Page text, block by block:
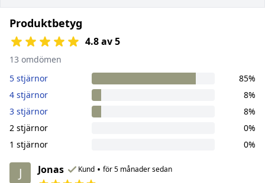
Produktbetyg
4.8 av 5
13 omdömen
5 stjärnor
85%
4 stjärnor
8%
3 stjärnor
8%
2 stjärnor
0%
1 stjärnor
0%
J Jonas Kund • för 5 månader sedan